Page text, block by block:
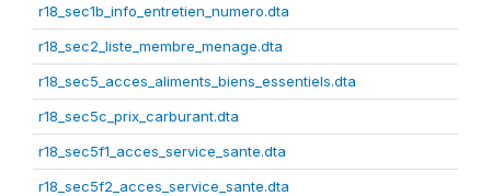
r18_sec1b_info_entretien_numero.dta
r18_sec2_liste_membre_menage.dta
r18_sec5_acces_aliments_biens_essentiels.dta
r18_sec5c_prix_carburant.dta
r18_sec5f1_acces_service_sante.dta
r18_sec5f2_acces_service_sante.dta